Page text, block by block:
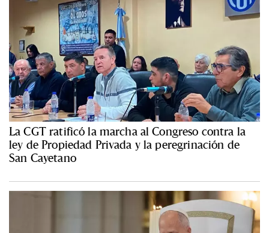
La CGT ratificó la marcha al Congreso contra la
ley de Propiedad Privada y la peregrinación de
San Cayetano